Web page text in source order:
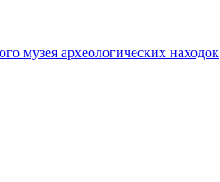
музея археологических находок